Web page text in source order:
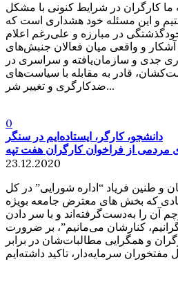
کارگران در شرایط کنونی با مشکل
و این مسئله خود هشداری است که
در مبارزه و علی‌رغم اعلام
و واقعی میان فعالان جنبش‌های
جدی و سازمان‌یافته و سراسری در
قادر به مقابله با سیاست‌های
ضدکارگری و تغییر شر...
0
دانشجو، کارگر، ایستاده‌ایم در سنگر
مردمی از فراخوان کارگران هفت تپه
23.12.2020
و طنین فریاد “اداره شورایی” در کل
که بخش های معترض جامعه بویژه
آن را به‌دست‌گرفته‌اند و با سر دادن
کنارشان می‌مانیم”، بر ضرورت
و همگرایی مطالبات‌شان در برابر